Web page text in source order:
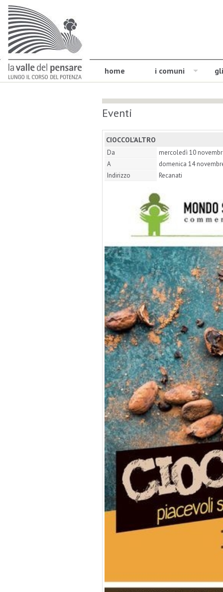
home i comuni
Eventi
CIOCCOL'ALTRO
Da
mercoledì 10
A
domenica 14
Indirizzo
Recanati